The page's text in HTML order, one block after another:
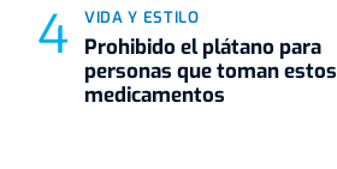
VIDA Y ESTILO
Prohibido el plátano para
personas que toman estos
medicamentos